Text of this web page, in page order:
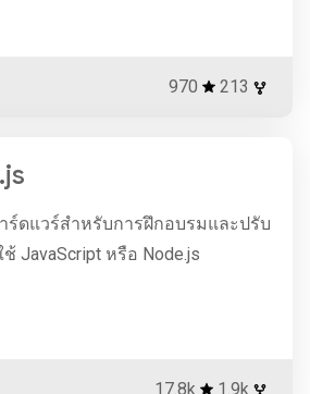
970 213
ร์ดแวร์สำหรับการฝึกอบรมและปรับ
JavaScript หรือ Node.js
17.8k 1.9k